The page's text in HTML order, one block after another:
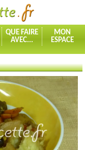
QUE FAIRE
AVEC...
MON
ESPACE